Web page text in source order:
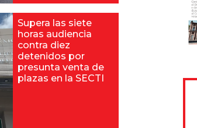
Supera las siete
horas audiencia
contra diez
detenidos por
presunta venta de
plazas en la SECTI